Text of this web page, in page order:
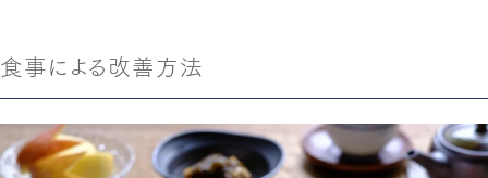
食事による改善方法